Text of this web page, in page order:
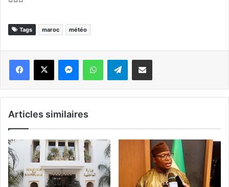
Tags maroc météo
WhatsApp Telegram
Articles similaires